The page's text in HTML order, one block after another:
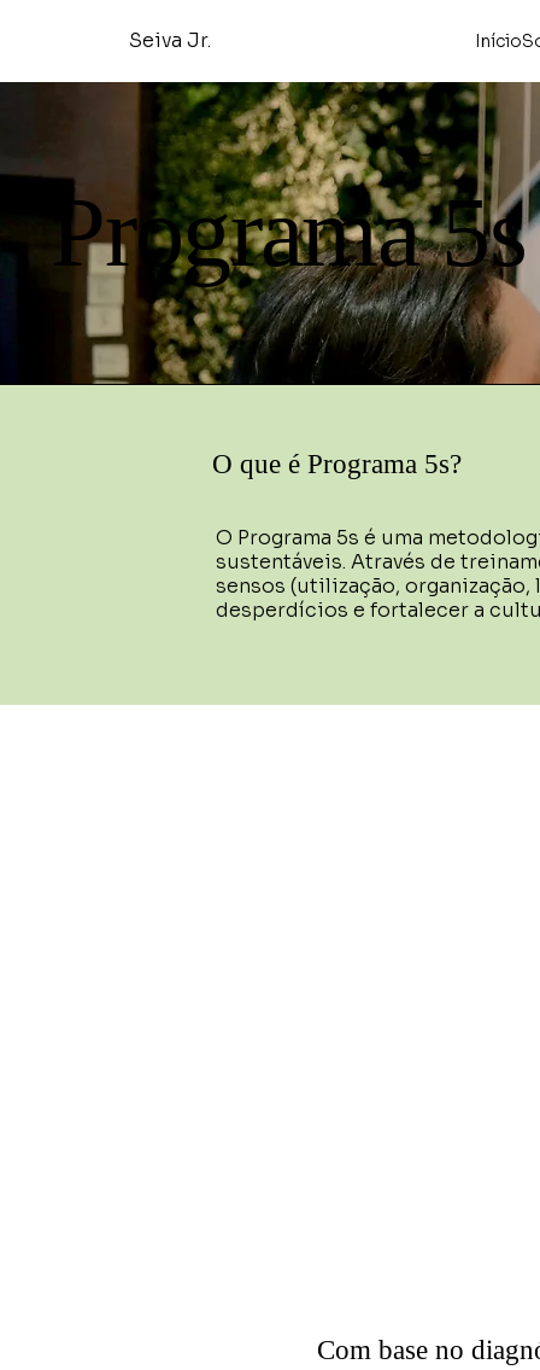
Seiva Jr. Início
Programa 5s
O que é Programa 5s?
O Programa 5s é uma
sustentáveis. Através de
sensos (utilização,
desperdícios e fortalecer a
Com base no